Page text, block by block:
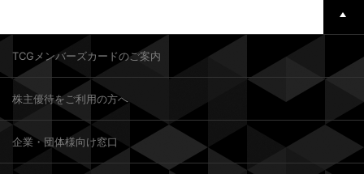
TCGメンバーズカードのご案内
株主優待をご利用の方へ
企業・団体様向け窓口